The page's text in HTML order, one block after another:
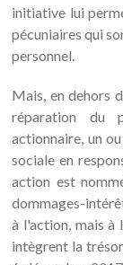
initiative lui
pécuniaires qui
personnel.
Mais, en dehors
réparation du
actionnaire, un
sociale en
action est
dommages-
à l'action, mais à
intègrent la